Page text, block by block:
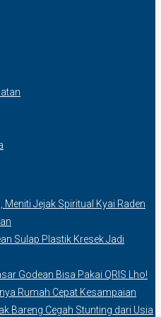
Jejak Spiritual Kyai Raden
Sulap Plastik Kresek Jadi
Godean Bisa Pakai QRIS Lho!
Rumah Cepat Kesampaian
Bareng Cegah Stunting dari Usia